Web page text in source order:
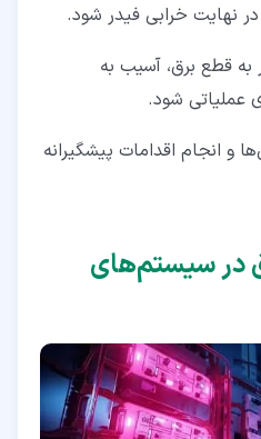
نهایت خرابی فیدر شود.
به قطع برق، آسیب به
عملیاتی شود.
و انجام اقدامات پیشگیرانه
در سیستم‌های